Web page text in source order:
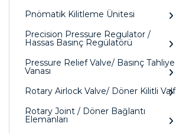
Pnömatik Kilitleme Ünitesi
Precision Pressure Regulator /
Hassas Basınç Regülatörü
Pressure Relief Valve/ Basınç Tahliye
Vanası
Rotary Airlock Valve/ Döner Kilitli Valf
Rotary Joint / Döner Bağlantı
Elemanları